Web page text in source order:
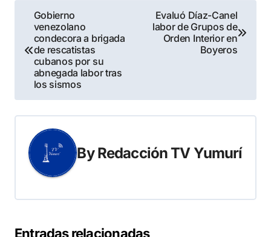
Navegación
de
entradas
Gobierno
venezolano
condecora a brigada
de rescatistas
cubanos por su
abnegada labor tras
los sismos
Evaluó Díaz-Canel
labor de Grupos de
Orden Interior en
Boyeros
ByRedacción TV Yumurí
Entradas relacionadas